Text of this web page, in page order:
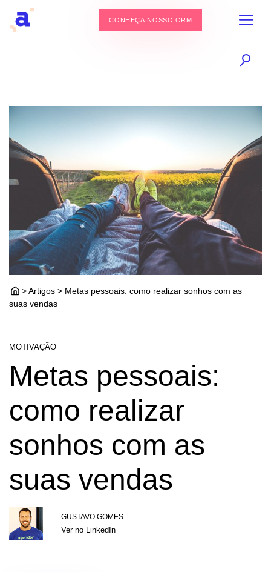
CONHEÇA NOSSO CRM
> Artigos > Metas pessoais: como realizar sonhos com as
suas vendas
MOTIVAÇÃO
Metas pessoais:
como realizar
sonhos com as
suas vendas
GUSTAVO GOMES
Ver no LinkedIn